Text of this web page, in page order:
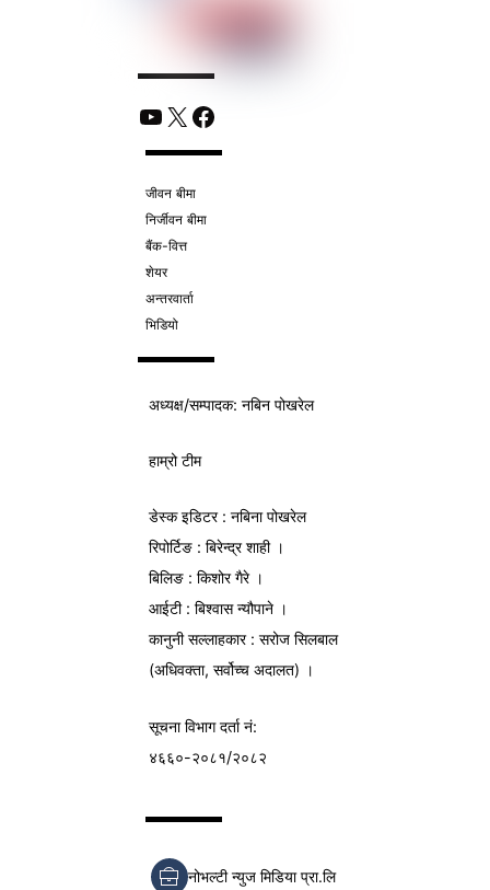
YouTube
X Facebook
जीवन बीमा
निर्जीवन बीमा
बैंक-वित्त
शेयर
अन्तरवार्ता
भिडियो
अध्यक्ष/सम्पादक: नबिन पोखरेल
हाम्रो टीम
डेस्क इडिटर : नबिना पोखरेल
रिपोर्टिङ : बिरेन्द्र शाही ।
बिलिङ : किशोर गैरे ।
आईटी : बिश्वास न्यौपाने ।
कानुनी सल्लाहकार : सरोज सिलबाल
(अधिवक्ता, सर्वोच्च अदालत) ।
सूचना विभागदर्ता नं:
४६६०-२०८१/२०८२
नोभल्टी न्युज मिडिया प्रा.लि